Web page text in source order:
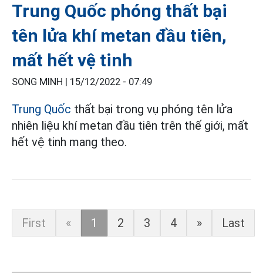
Trung Quốc phóng thất bại
tên lửa khí metan đầu tiên,
mất hết vệ tinh
SONG MINH | 15/12/2022 - 07:49
Trung Quốc thất bại trong vụ phóng tên lửa
nhiên liệu khí metan đầu tiên trên thế giới, mất
hết vệ tinh mang theo.
First « 1 2 3 4 » Last